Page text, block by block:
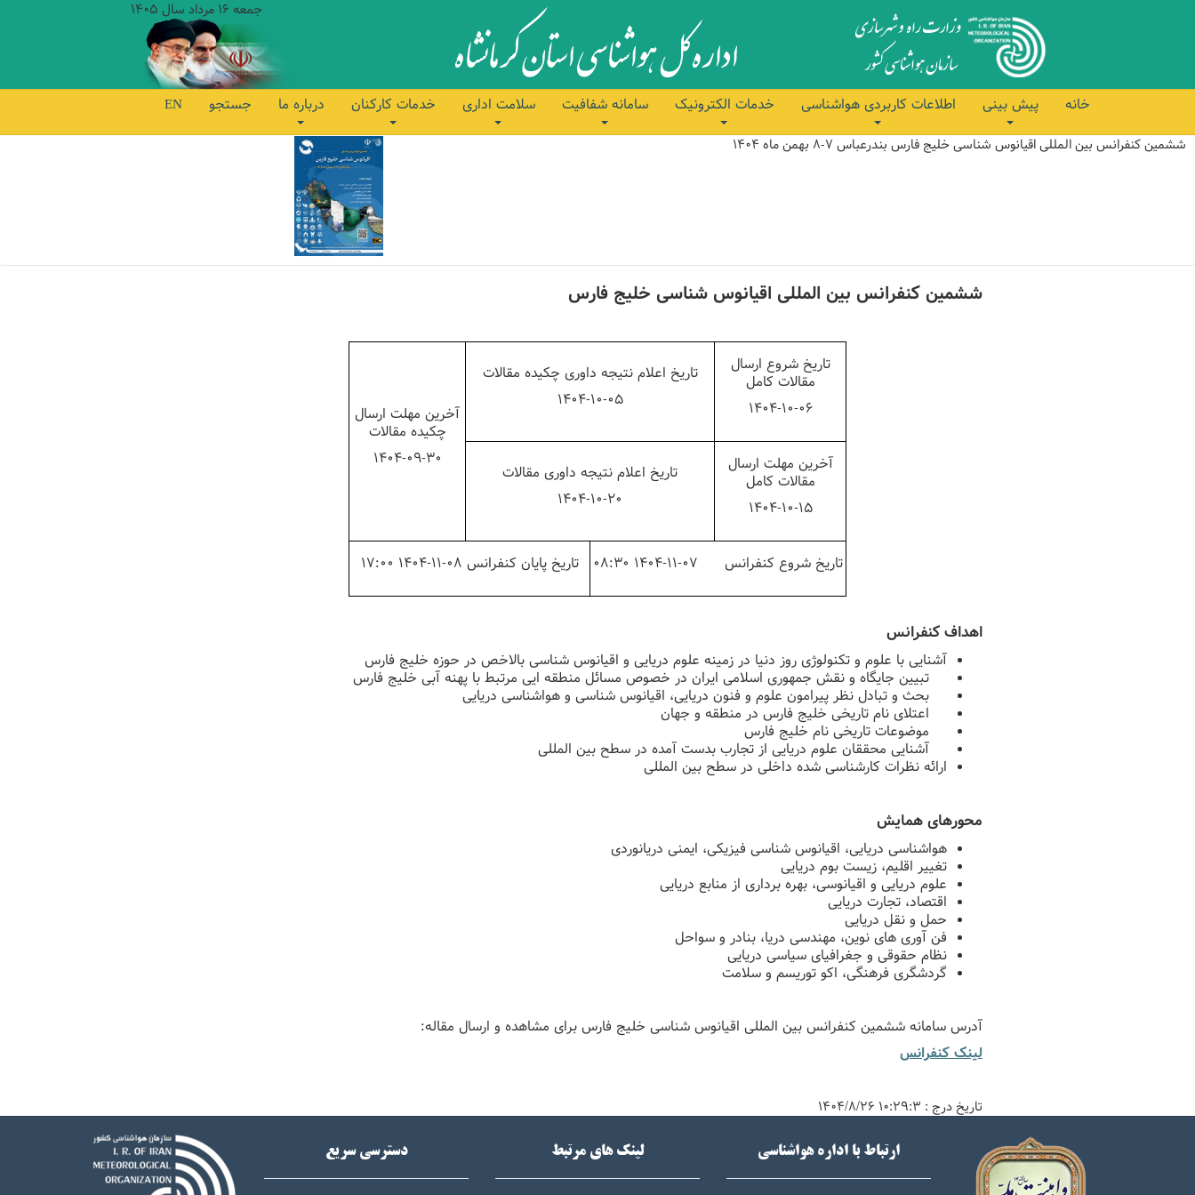
جمعه 16 مرداد سال 1405
خانه پیش بینی اطلاعات کاربردی هواشناسی خدمات الکترونیک سامانه شفافیت سلامت اداری خدمات کارکنان درباره ما جستجو EN
ششمین کنفرانس بین المللی اقیانوس شناسی خلیج فارس بندرعباس 7-8 بهمن ماه 1404
ششمین کنفرانس بین المللی اقیانوس شناسی خلیج فارس
تاریخ شروع ارسال
مقالات کامل
1404-10-06
تاریخ اعلام نتیجه داوری چکیده مقالات
1404-10-05
آخرین مهلت ارسال
چکیده مقالات
1404-09-30
آخرین مهلت ارسال
مقالات کامل
1404-10-15
تاریخ اعلام نتیجه داوری مقالات
1404-10-20
تاریخ شروع کنفرانس 07-11-1404 08:30 تاریخ پایان کنفرانس 08-11-1404 17:00
اهداف کنفرانس
آشنایی با علوم و تکنولوژی روز دنیا در زمینه علوم دریایی و اقیانوس شناسی بالاخص در حوزه خلیج فارس
تبیین جایگاه و نقش جمهوری اسلامی ایران در خصوص مسائل منطقه ایی مرتبط با پهنه آبی خلیج فارس
بحث و تبادل نظر پیرامون علوم و فنون دریایی، اقیانوس شناسی و هواشناسی دریایی
اعتلای نام تاریخی خلیج فارس در منطقه و جهان
موضوعات تاریخی نام خلیج فارس
آشنایی محققان علوم دریایی از تجارب بدست آمده در سطح بین المللی
ارائه نظرات کارشناسی شده داخلی در سطح بین المللی
محورهای همایش
هواشناسی دریایی، اقیانوس شناسی فیزیکی، ایمنی دریانوردی
تغییر اقلیم، زیست بوم دریایی
علوم دریایی و اقیانوسی، بهره برداری از منابع دریایی
اقتصاد، تجارت دریایی
حمل و نقل دریایی
فن آوری های نوین، مهندسی دریا، بنادر و سواحل
نظام حقوقی و جغرافیای سیاسی دریایی
گردشگری فرهنگی، اکو توریسم و سلامت
آدرس سامانه ششمین کنفرانس بین المللی اقیانوس شناسی خلیج فارس برای مشاهده و ارسال مقاله:
لینک کنفرانس
تاریخ درج : ۱۰:۲۹:۳ ۱۴۰۴/۸/۲۶
ارتباط با اداره هواشناسی لینک های مرتبط دسترسی سریع